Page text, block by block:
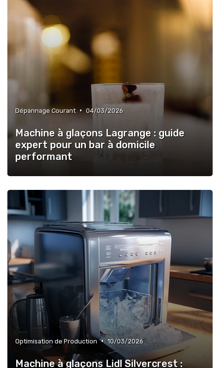
Dépannage Courant • 04/03/2026
Machine à glaçons Lagrange : guide
expert pour un bar à domicile
performant
Optimisation de Production • 10/03/2026
Machine à glaçons Lidl Silvercrest :